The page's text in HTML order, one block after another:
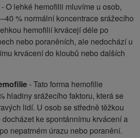
- O lehké hemofilii mluvíme u osob,
% normální koncentrace srážecího
hemofilií krvácejí déle po
nebo poraněních, ale nedochází u
krvácení do kloubů nebo dalších
- Tato forma hemofilie
hladiny srážecího faktoru, která se
lidí. U osob se středně těžkou
ke spontánnímu krvácení a
nepatrném úrazu nebo poranění.